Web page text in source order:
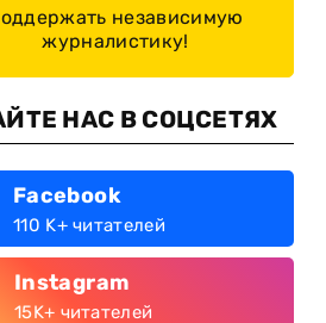
независимую
журналистику!
НАС В СОЦСЕТЯХ
Facebook
110 K+ читателей
Instagram
15K+ читателей